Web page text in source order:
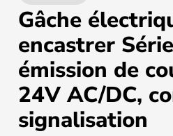
Gâche
encastrer
émission de
24V AC/DC,
signalisation